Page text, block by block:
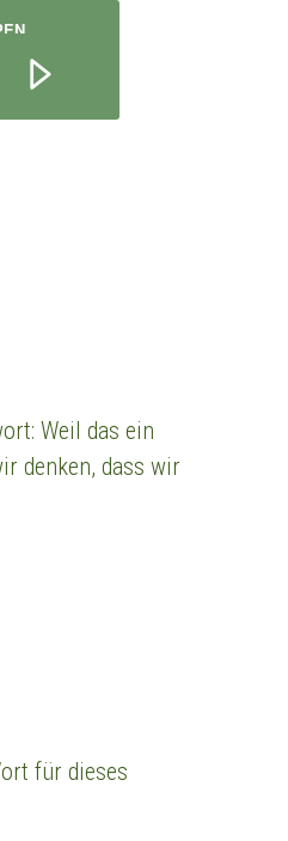
Weil das ein
denken, dass wir
für dieses